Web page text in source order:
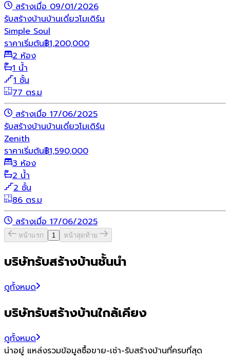
สร้างเมื่อ 09/01/2026
รับสร้างบ้านบ้านเดี่ยวโมเดิร์น
Simple Soul
ราคาเริ่มต้น฿1,200,000
2 ห้อง
1 น้ำ
1 ชั้น
77 ตร.ม
สร้างเมื่อ 17/06/2025
รับสร้างบ้านบ้านเดี่ยวโมเดิร์น
Zenith
ราคาเริ่มต้น฿1,590,000
3 ห้อง
2 น้ำ
2 ชั้น
86 ตร.ม
สร้างเมื่อ 17/06/2025
หน้าแรก 1 หน้าสุดท้าย
บริษัทรับสร้างบ้านชั้นนำ
ดูทั้งหมด
บริษัทรับสร้างบ้านใกล้เคียง
ดูทั้งหมด
น่าอยู่ แหล่งรวมข้อมูลซื้อขาย-เช่า-รับสร้างบ้านที่ครบที่สุด